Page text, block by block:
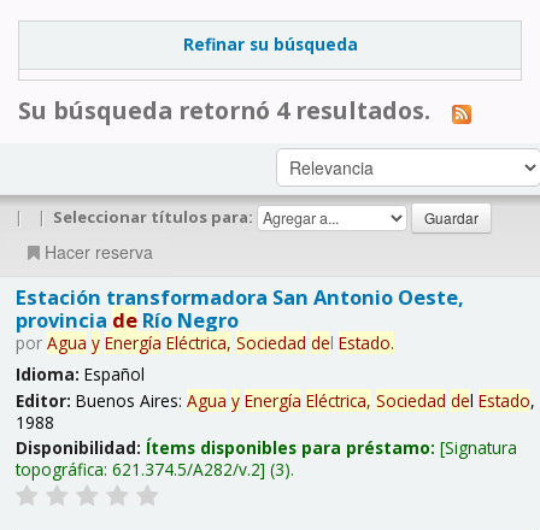
Refinar su búsqueda
Su búsqueda retornó 4 resultados.
| | Seleccionar títulos para:
Hacer reserva
Estación transformadora San Antonio Oeste,
provincia deRío Negro
por Agua y Energía Eléctrica, Sociedad del Estado.
Idioma: Español
Editor: Buenos Aires: Agua y Energía Eléctrica, Sociedad del Estado,
1988
Disponibilidad: Ítems disponibles para préstamo: Signatura
topográfica: 621.374.5/A282/v.2 (3).